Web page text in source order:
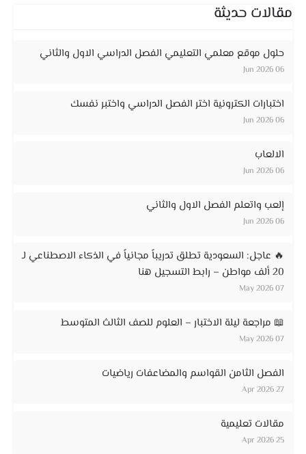
مقالات حديثة
حلول موقع معلمي التعليمي الفصل الدراسي الاول والثاني
06 Jun 2026
اختبارات الكترونية اختر الفصل الدراسي واختبر نفسك
06 Jun 2026
الالعاب
06 Jun 2026
إلعب واتعلم الفصل الاول والثاني
06 Jun 2026
🔥 عاجل: السعودية تطلق تدريباً مجانياً في الذكاء الاصطناعي لـ
20 ألف مواطن – رابط التسجيل هنا
07 May 2026
📖 مراجعة ليلة الاختبار – العلوم للصف الثالث المتوسط
07 May 2026
الفصل الثامن القواسم والمضاعفات رياضيات
27 Apr 2026
مقالات تعليمية
25 Apr 2026